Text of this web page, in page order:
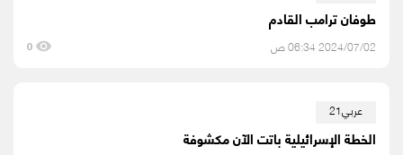
طوفان ترامب القادم
2024/07/02 06:34 ص 0
عربي21
الخطة الإسرائيلية باتت الآن مكشوفة